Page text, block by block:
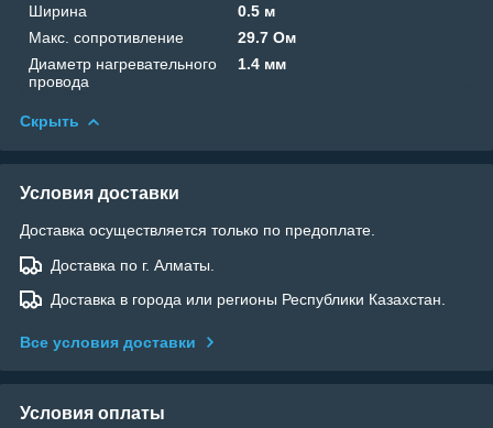
Ширина
0.5 м
Макс. сопротивление
29.7 Ом
Диаметр нагревательного
провода
1.4 мм
Скрыть
Условия доставки
Доставка осуществляется только по предоплате.
Доставка по г. Алматы.
Доставка в города или регионы Республики Казахстан.
Все условия доставки
Условия оплаты